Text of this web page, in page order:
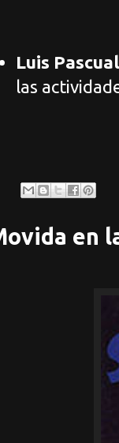
Luis Pascual
las
en